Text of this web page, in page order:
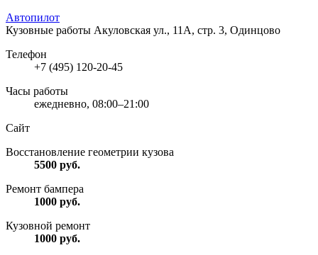
Автопилот
Кузовные работы Акуловская ул., 11А, стр. 3, Одинцово
Телефон
+7 (495) 120-20-45
Часы работы
ежедневно, 08:00–21:00
Сайт
Восстановление геометрии кузова
5500 руб.
Ремонт бампера
1000 руб.
Кузовной ремонт
1000 руб.